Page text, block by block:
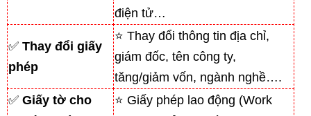
điện tử…
✅ Thay đổi giấy
phép
⭐ Thay đổi thông tin địa chỉ,
giám đốc, tên công ty,
tăng/giảm vốn, ngành nghề….
✅ Giấy tờ cho
⭐ Giấy phép lao động (Work